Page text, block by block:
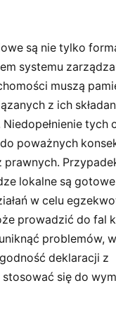
są nie tylko
systemu
muszą
z ich
tych
poważnych
lokalne są
w celu
prowadzić do fal
problemów,
deklaracji z
się do